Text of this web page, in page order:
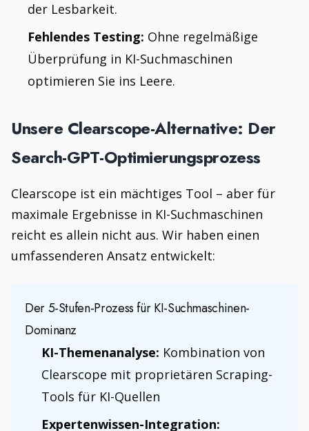
der Lesbarkeit.
Fehlendes Testing: Ohne regelmäßige
Überprüfung in KI-Suchmaschinen
optimieren Sie ins Leere.
Unsere Clearscope-Alternative: Der
Search-GPT-Optimierungsprozess
Clearscope ist ein mächtiges Tool – aber für
maximale Ergebnisse in KI-Suchmaschinen
reicht es allein nicht aus. Wir haben einen
umfassenderen Ansatz entwickelt:
Der 5-Stufen-Prozess für KI-Suchmaschinen-
Dominanz
KI-Themenanalyse: Kombination von
Clearscope mit proprietären Scraping-
Tools für KI-Quellen
Expertenwissen-Integration: